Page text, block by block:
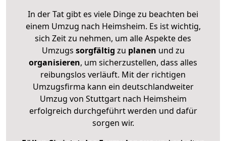
In der Tat gibt es viele Dinge zu beachten bei
einem Umzug nach Heimsheim. Es ist wichtig,
sich Zeit zu nehmen, um alle Aspekte des
Umzugs sorgfältig zu planen und zu
organisieren, um sicherzustellen, dass alles
reibungslos verläuft. Mit der richtigen
Umzugsfirma kann ein deutschlandweiter
Umzug von Stuttgart nach Heimsheim
erfolgreich durchgeführt werden und dafür
sorgen wir.